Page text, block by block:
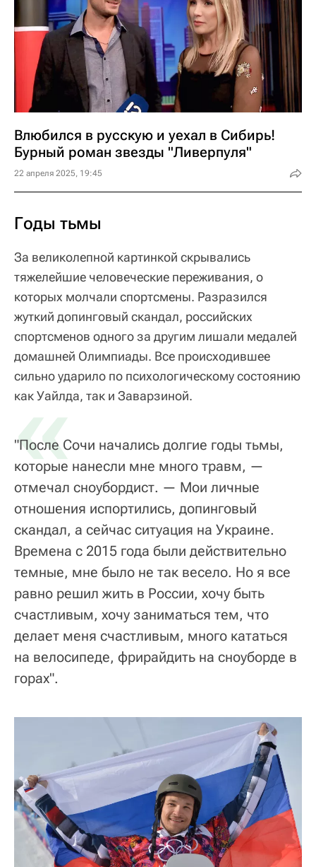
Влюбился в русскую и уехал в Сибирь!
Бурный роман звезды "Ливерпуля"
22 апреля 2025, 19:45
Годы тьмы
За великолепной картинкой скрывались
тяжелейшие человеческие переживания, о
которых молчали спортсмены. Разразился
жуткий допинговый скандал, российских
спортсменов одного за другим лишали медалей
домашней Олимпиады. Все происходившее
сильно ударило по психологическому состоянию
как Уайлда, так и Заварзиной.
«
"После Сочи начались долгие годы тьмы,
которые нанесли мне много травм, —
отмечал сноубордист. — Мои личные
отношения испортились, допинговый
скандал, а сейчас ситуация на Украине.
Времена с 2015 года были действительно
темные, мне было не так весело. Но я все
равно решил жить в России, хочу быть
счастливым, хочу заниматься тем, что
делает меня счастливым, много кататься
на велосипеде, фрирайдить на сноуборде в
горах".